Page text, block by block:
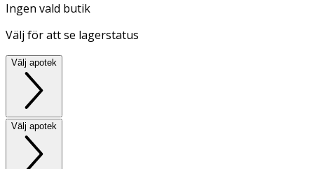
Ingen vald butik
Välj för att se lagerstatus
Välj apotek
Välj apotek